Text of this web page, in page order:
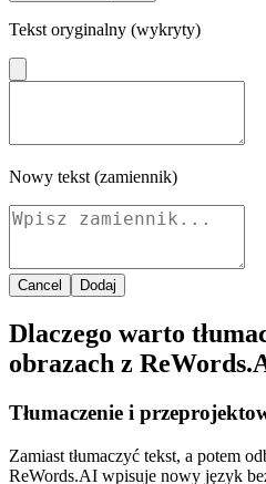
Tekst oryginalny (wykryty)
Nowy tekst (zamiennik)
Cancel Dodaj
Dlaczego warto
obrazach z
Tłumaczenie i
Zamiast tłumaczyć tekst, a potem
ReWords.AI wpisuje nowy język